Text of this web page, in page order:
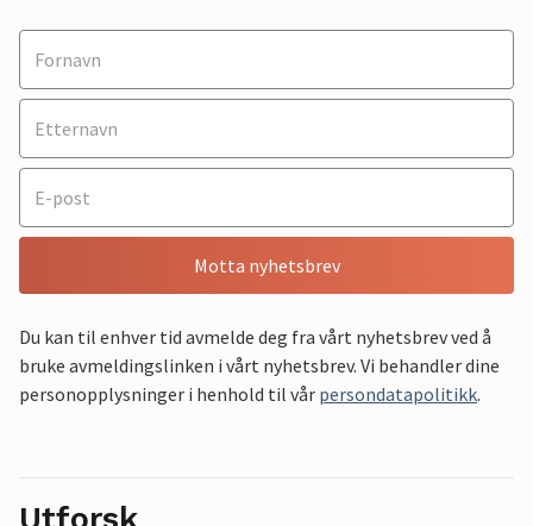
Motta nyhetsbrev
Du kan til enhver tid avmelde deg fra vårt nyhetsbrev ved å
bruke avmeldingslinken i vårt nyhetsbrev. Vi behandler dine
personopplysninger i henhold til vår persondatapolitikk.